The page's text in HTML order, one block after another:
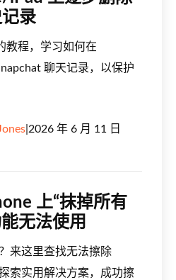
录
教程，学习如何在
聊天记录，以保护
2026 年 6 月 11 日
上“抹掉所有
无法使用
来这里查找无法擦除
索实用解决方案，成功擦